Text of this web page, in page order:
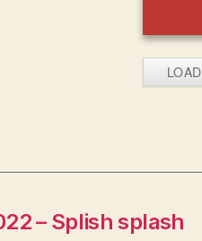
– Splish splash